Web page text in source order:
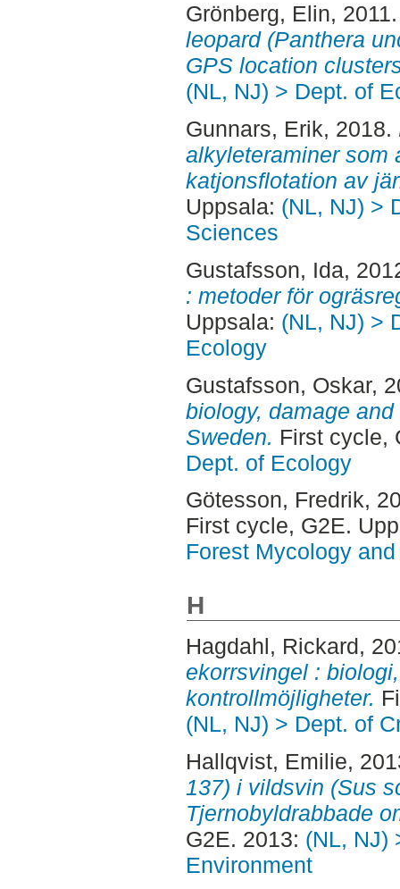
Grönberg, Elin,
leopard (Panthera
GPS location
(NL, NJ) > Dept. of
Gunnars, Erik, 2018.
alkyleteraminer som
katjonsflotation av
Uppsala: (NL, NJ) >
Sciences
Gustafsson, Ida,
: metoder för
Uppsala: (NL, NJ) >
Ecology
Gustafsson, Oskar,
biology, damage
Sweden. First cycle,
Dept. of Ecology
Götesson, Fredrik,
First cycle, G2E.
Forest Mycology
H
Hagdahl, Rickard,
ekorrsvingel :
kontrollmöjligheter.
(NL, NJ) > Dept. of
Hallqvist, Emilie,
137) i vildsvin (Sus
Tjernobyldrabbade
G2E. 2013: (NL, NJ)
Environment